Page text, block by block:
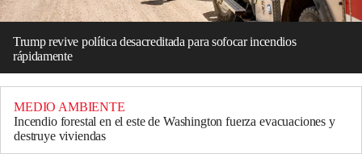
Trump revive política desacreditada para sofocar incendios
rápidamente
MEDIO AMBIENTE
Incendio forestal en el este de Washington fuerza evacuaciones y
destruye viviendas